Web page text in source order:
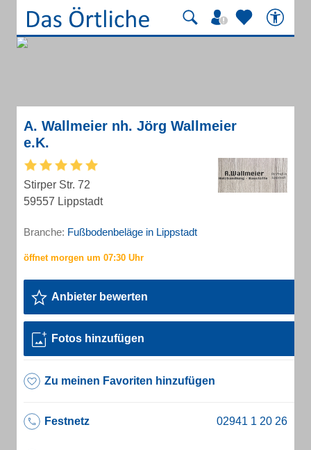
A. Wallmeier nh. Jörg Wallmeier
e.K.
Stirper Str. 72
59557 Lippstadt
Branche: Fußbodenbeläge in Lippstadt
Anbieter bewerten
Fotos hinzufügen
Zu meinen Favoriten hinzufügen
Festnetz